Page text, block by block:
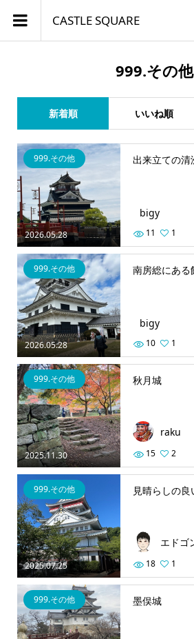
CASTLE SQUARE
999.その他
新着順 いいね順
2026.05.28
999.その他 出来立ての清
bigy
11 1
2026.05.28
999.その他 南房総にある
bigy
10 1
2025.11.30
999.その他 秋月城
raku
15 2
2025.07.25
999.その他 見晴らしの
エドゴ
18 1
999.その他 墨俣城